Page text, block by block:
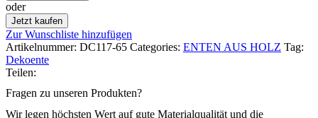
oder
Jetzt kaufen
Zur Wunschliste hinzufügen
Artikelnummer: DC117-65 Categories: ENTEN AUS HOLZ Tag:
Dekoente
Teilen:
Fragen zu unseren Produkten?
Wir legen höchsten Wert auf gute Materialqualität und die